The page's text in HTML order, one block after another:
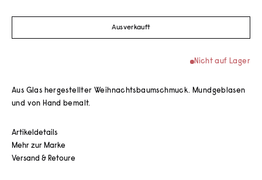
Ausverkauft
Nicht auf Lager
Aus Glas hergestellter Weihnachtsbaumschmuck. Mundgeblasen
und von Hand bemalt.
Artikeldetails
Mehr zur Marke
Versand & Retoure